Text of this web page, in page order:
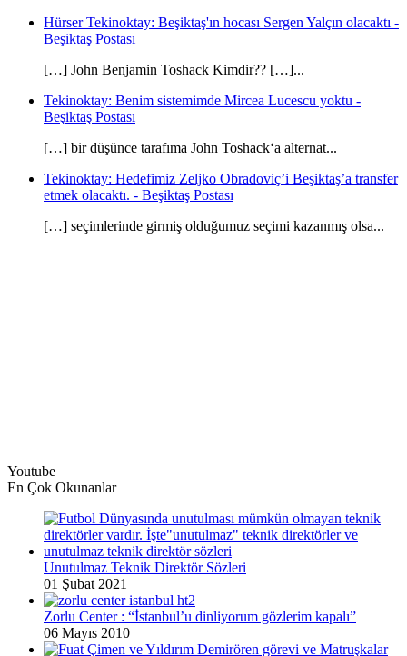
Hürser Tekinoktay: Beşiktaş'ın hocası Sergen Yalçın olacaktı -
Beşiktaş Postası
[…] John Benjamin Toshack Kimdir?? […]...
Tekinoktay: Benim sistemimde Mircea Lucescu yoktu -
Beşiktaş Postası
[…] bir düşünce tarafıma John Toshack‘a alternat...
Tekinoktay: Hedefimiz Zeljko Obradoviç’i Beşiktaş’a transfer
etmek olacaktı. - Beşiktaş Postası
[…] seçimlerinde girmiş olduğumuz seçimi kazanmış olsa...
Youtube
En Çok Okunanlar
Unutulmaz Teknik Direktör Sözleri
01 Şubat 2021
Zorlu Center : “İstanbul’u dinliyorum gözlerim kapalı”
06 Mayıs 2010